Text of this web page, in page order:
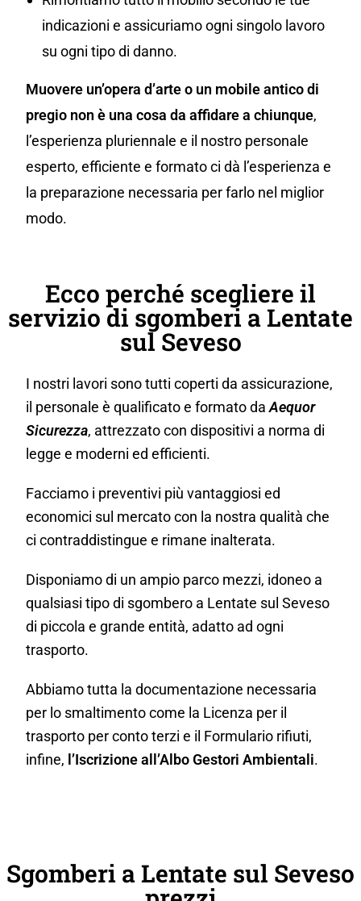
indicazioni e assicuriamo ogni singolo lavoro
su ogni tipo di danno.
Muovere un’opera d’arte o un mobile antico di
pregio non è una cosa da affidare a chiunque,
l’esperienza pluriennale e il nostro personale
esperto, efficiente e formato ci dà l’esperienza e
la preparazione necessaria per farlo nel miglior
modo.
Ecco perché scegliere il
servizio di sgomberi a Lentate
sul Seveso
I nostri lavori sono tutti coperti da assicurazione,
il personale è qualificato e formato daAequor
Sicurezza, attrezzato con dispositivi a norma di
legge e moderni ed efficienti.
Facciamo i preventivi più vantaggiosi ed
economici sul mercato con la nostra qualità che
ci contraddistingue e rimane inalterata.
Disponiamo di un ampio parco mezzi, idoneo a
qualsiasi tipo di sgombero a Lentate sul Seveso
di piccola e grande entità, adatto ad ogni
trasporto.
Abbiamo tutta la documentazione necessaria
per lo smaltimento come la Licenza per il
trasporto per conto terzi e il Formulario rifiuti,
infine, l’Iscrizione all’Albo Gestori Ambientali.
Sgomberi a Lentate sul Seveso